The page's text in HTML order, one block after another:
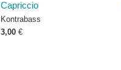
Capriccio
Kontrabass
3,00 €